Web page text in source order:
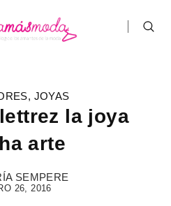
, JOYAS
la joya
arte
SEMPERE
26, 2016